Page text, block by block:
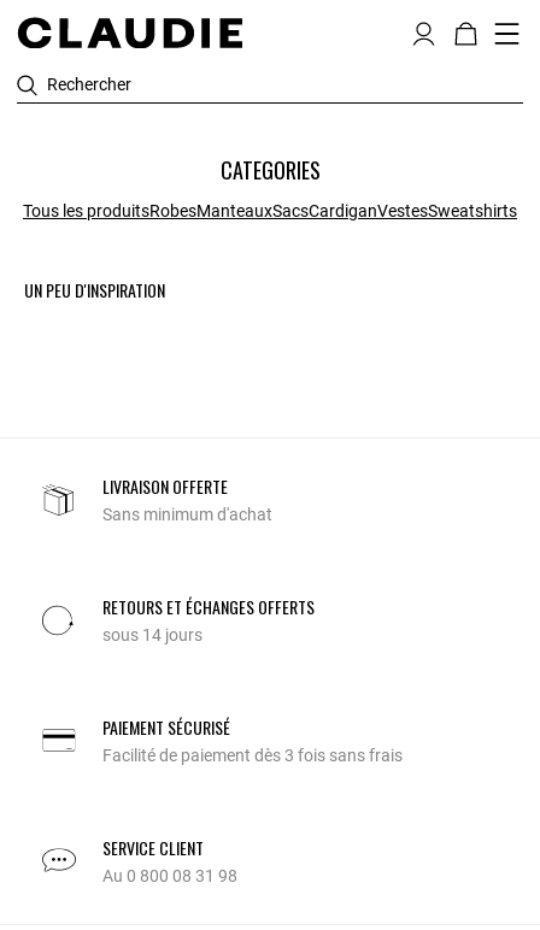
Rechercher
CATEGORIES
Tous les produitsRobesManteauxSacsCardiganVestesSweatshirts
UN PEU D'INSPIRATION
LIVRAISON OFFERTE
Sans minimum d'achat
RETOURS ET ÉCHANGES OFFERTS
sous 14 jours
PAIEMENT SÉCURISÉ
Facilité de paiement dès 3 fois sans frais
SERVICE CLIENT
Au 0 800 08 31 98